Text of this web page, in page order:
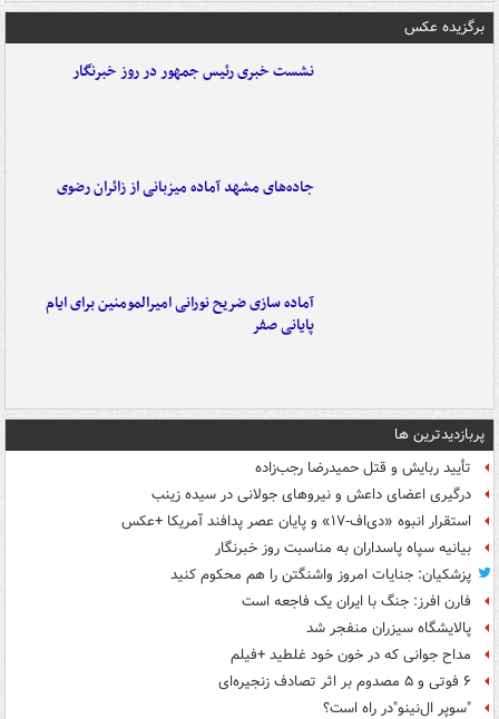
برگزیده عکس
نشست خبری رئیس جمهور در روز خبرنگار
جاده‌های مشهد آماده میزبانی از زائران رضوی
آماده سازی ضریح نورانی امیرالمومنین برای ایام
پایانی صفر
پربازدیدترین ها
تأیید ربایش و قتل حمیدرضا رجب‌زاده
درگیری اعضای داعش و نیروهای جولانی در سیده زینب
استقرار انبوه «دی‌اف‑۱۷» و پایان عصر پدافند آمریکا +عکس
بیانیه سپاه پاسداران به مناسبت روز خبرنگار
پزشکیان: جنایات امروز واشنگتن را هم محکوم کنید
فارن افرز: جنگ با ایران یک فاجعه است
پالایشگاه سیزران منفجر شد
مداح جوانی که در خون خود غلطید +فیلم
۶ فوتی و ۵ مصدوم بر اثر تصادف زنجیره‌ای
"سوپر ال‌نینو"در راه است؟